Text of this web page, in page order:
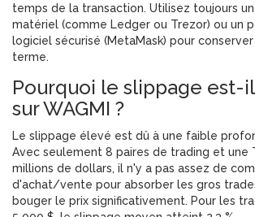
temps de la transaction. Utilisez toujours
matériel (comme Ledger ou Trezor) ou un
logiciel sécurisé (MetaMask) pour
terme.
Pourquoi le slippage est-
sur WAGMI ?
Le slippage élevé est dû à une faible
Avec seulement 8 paires de trading et une
millions de dollars, il n'y a pas assez de
d'achat/vente pour absorber les gros
bouger le prix significativement. Pour les